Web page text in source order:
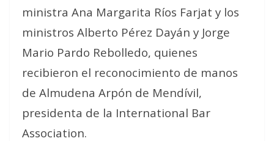
ministra Ana Margarita Ríos Farjat y los
ministros Alberto Pérez Dayán y Jorge
Mario Pardo Rebolledo, quienes
recibieron el reconocimiento de manos
de Almudena Arpón de Mendívil,
presidenta de la International Bar
Association.